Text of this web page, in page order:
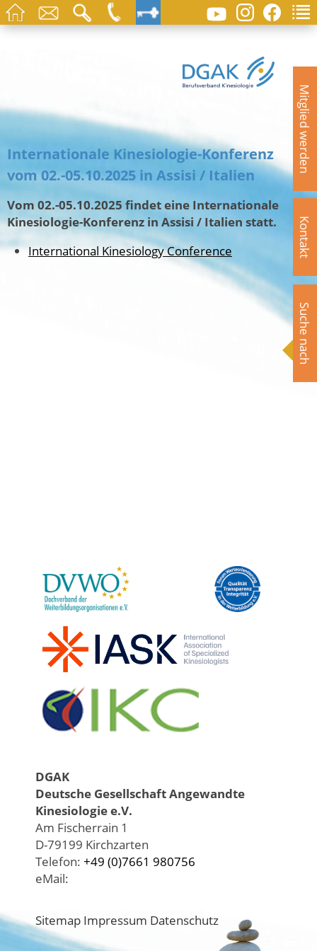
Mitglied werden
Kontakt
Suche nach
Internationale Kinesiologie-Konferenz
vom 02.-05.10.2025 in Assisi / Italien
Vom 02.-05.10.2025 findet eine Internationale
Kinesiologie-Konferenz in Assisi / Italien statt.
International Kinesiology Conference
DGAK
Deutsche Gesellschaft Angewandte
Kinesiologie e.V.
Am Fischerrain 1
D-79199 Kirchzarten
Telefon: +49 (0)7661 980756
eMail:
Sitemap Impressum Datenschutz